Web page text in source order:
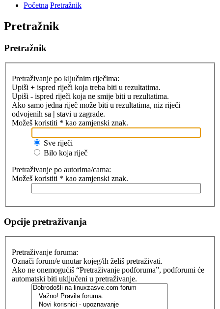
Početna Pretražnik
Pretražnik
Pretražnik
Pretraživanje po ključnim riječima:
Upiši + ispred riječi koja treba biti u rezultatima.
Upiši - ispred riječi koja ne smije biti u rezultatima.
Ako samo jedna riječ može biti u rezultatima, niz riječi
odvojenih sa | stavi u zagrade.
Možeš koristiti * kao zamjenski znak.
Sve riječi
Bilo koja riječ
Pretraživanje po autorima/cama:
Možeš koristiti * kao zamjenski znak.
Opcije pretraživanja
Pretraživanje foruma:
Označi forum/e unutar kojeg/ih želiš pretraživati.
Ako ne onemogućiš “Pretraživanje podforuma”, podforumi će
automatski biti uključeni u pretraživanje.